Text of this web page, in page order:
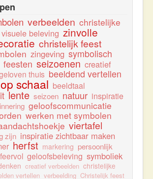
verbeelden christelijke
visuele beleving zinvolle
christelijk feest
zingeving symbolisch
feesten seizoenen creatief
thuis beeldend vertellen
schaal beeldtaal
lente seizoen natuur inspiratie
geloofscommunicatie
werken met symbolen
viertafel
zijn inspiratie zichtbaar maken
herfst markering persoonlijk
geloofsbeleving symboliek
creatief verbeelden christelijke
vertellen verbeelding Christelijk feest